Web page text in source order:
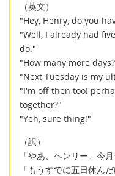
（英文）
"Hey, Henry, do you
"Well, I already had
do."
"How many more
"Next Tuesday is my
"I'm off then too!
together?"
"Yeh, sure thing!"
（訳）
「やあ、ヘンリー。今
「もうすでに五日休ん